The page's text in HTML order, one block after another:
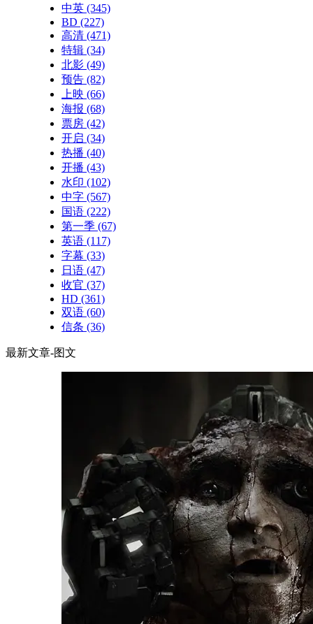
中英 (345)
BD (227)
高清 (471)
特辑 (34)
北影 (49)
预告 (82)
上映 (66)
海报 (68)
票房 (42)
开启 (34)
热播 (40)
开播 (43)
水印 (102)
中字 (567)
国语 (222)
第一季 (67)
英语 (117)
字幕 (33)
日语 (47)
收官 (37)
HD (361)
双语 (60)
信条 (36)
最新文章-图文